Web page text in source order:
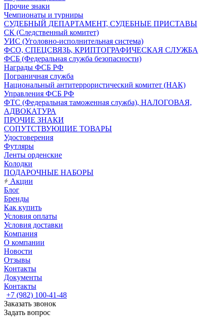
Прочие знаки
Чемпионаты и турниры
СУДЕБНЫЙ ДЕПАРТАМЕНТ, СУДЕБНЫЕ ПРИСТАВЫ
СК (Следственный комитет)
УИС (Уголовно-исполнительная система)
ФСО, СПЕЦСВЯЗЬ, КРИПТОГРАФИЧЕСКАЯ СЛУЖБА
ФСБ (Федеральная служба безопасности)
Награды ФСБ РФ
Пограничная служба
Национальный антитеррористический комитет (НАК)
Управления ФСБ РФ
ФТС (Федеральная таможенная служба), НАЛОГОВАЯ,
АДВОКАТУРА
ПРОЧИЕ ЗНАКИ
СОПУТСТВУЮЩИЕ ТОВАРЫ
Удостоверения
Футляры
Ленты орденские
Колодки
ПОДАРОЧНЫЕ НАБОРЫ
Акции
Блог
Бренды
Как купить
Условия оплаты
Условия доставки
Компания
О компании
Новости
Отзывы
Контакты
Документы
Контакты
+7 (982) 100-41-48
Заказать звонок
Задать вопрос